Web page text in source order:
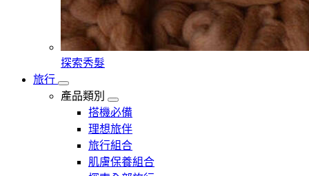
探索秀髮
旅行
產品類別
搭機必備
理想旅伴
旅行組合
肌膚保養組合